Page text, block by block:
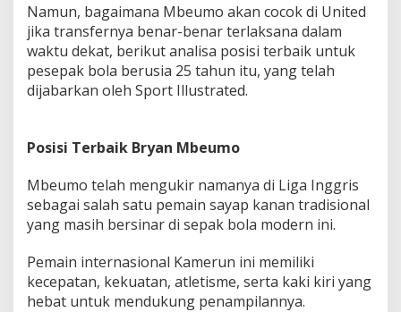
e
m
a
R
u
r
i
m
Namun, bagaimana Mbeumo akan cocok di United
jika transfernya benar-benar terlaksana dalam
waktu dekat, berikut analisa posisi terbaik untuk
pesepak bola berusia 25 tahun itu, yang telah
dijabarkan oleh Sport Illustrated.
Posisi Terbaik Bryan Mbeumo
Mbeumo telah mengukir namanya di Liga Inggris
sebagai salah satu pemain sayap kanan tradisional
yang masih bersinar di sepak bola modern ini.
Pemain internasional Kamerun ini memiliki
kecepatan, kekuatan, atletisme, serta kaki kiri yang
hebat untuk mendukung penampilannya.